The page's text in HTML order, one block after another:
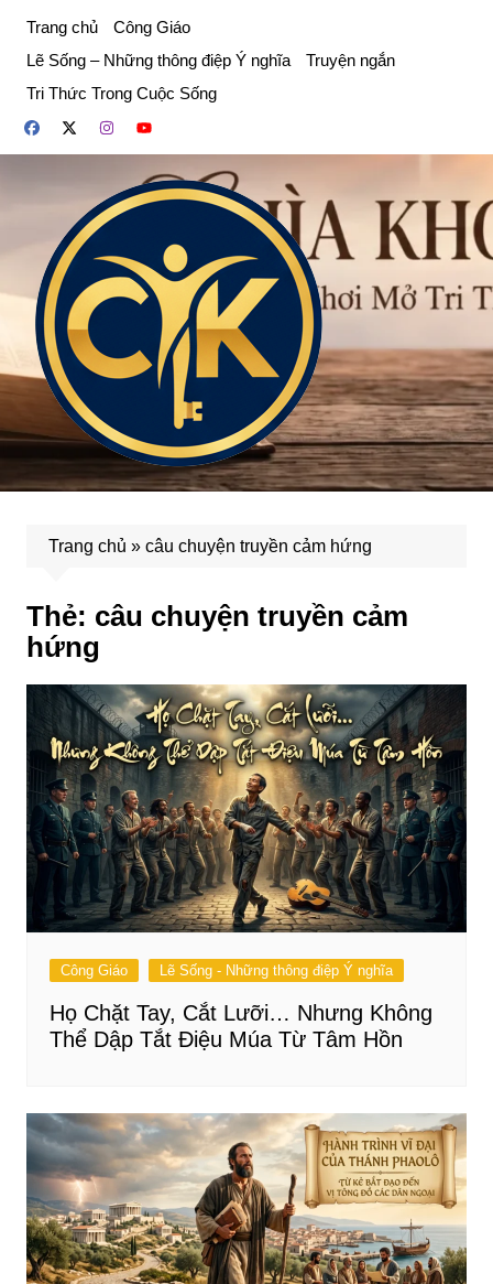
phần
dung
Trang chủ
Công Giáo
Lẽ Sống – Những thông điệp Ý nghĩa
Truyện ngắn
Tri Thức Trong Cuộc Sống
Trang chủ » câu chuyện truyền cảm hứng
Thẻ: câu chuyện truyền cảm
hứng
Công Giáo Lẽ Sống - Những thông điệp Ý nghĩa
Họ Chặt Tay, Cắt Lưỡi… Nhưng Không
Thể Dập Tắt Điệu Múa Từ Tâm Hồn